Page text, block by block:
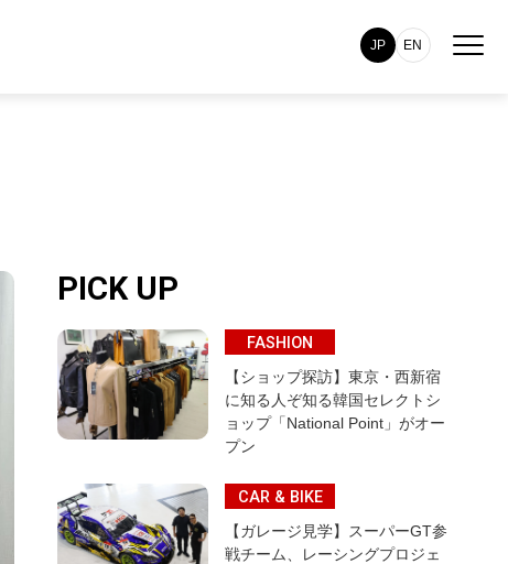
JP EN
PICK UP
FASHION
【ショップ探訪】東京・西新宿
に知る人ぞ知る韓国セレクトシ
ョップ「National Point」がオー
プン
CAR & BIKE
【ガレージ見学】スーパーGT参
戦チーム、レーシングプロジェ